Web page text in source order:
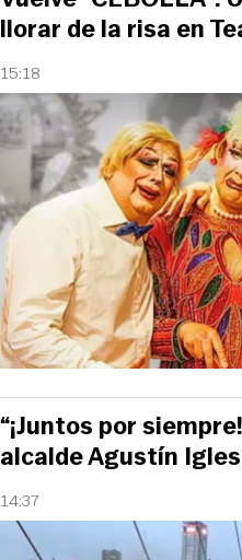
15:18
llorar de la risa en
14:37
“¡Juntos por
alcalde Agustín